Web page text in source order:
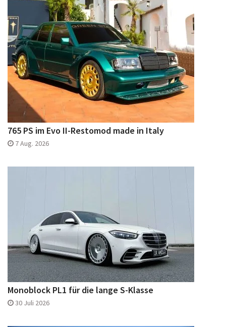
765 PS im Evo II-Restomod made in Italy
7 Aug. 2026
Monoblock PL1 für die lange S-Klasse
30 Juli 2026